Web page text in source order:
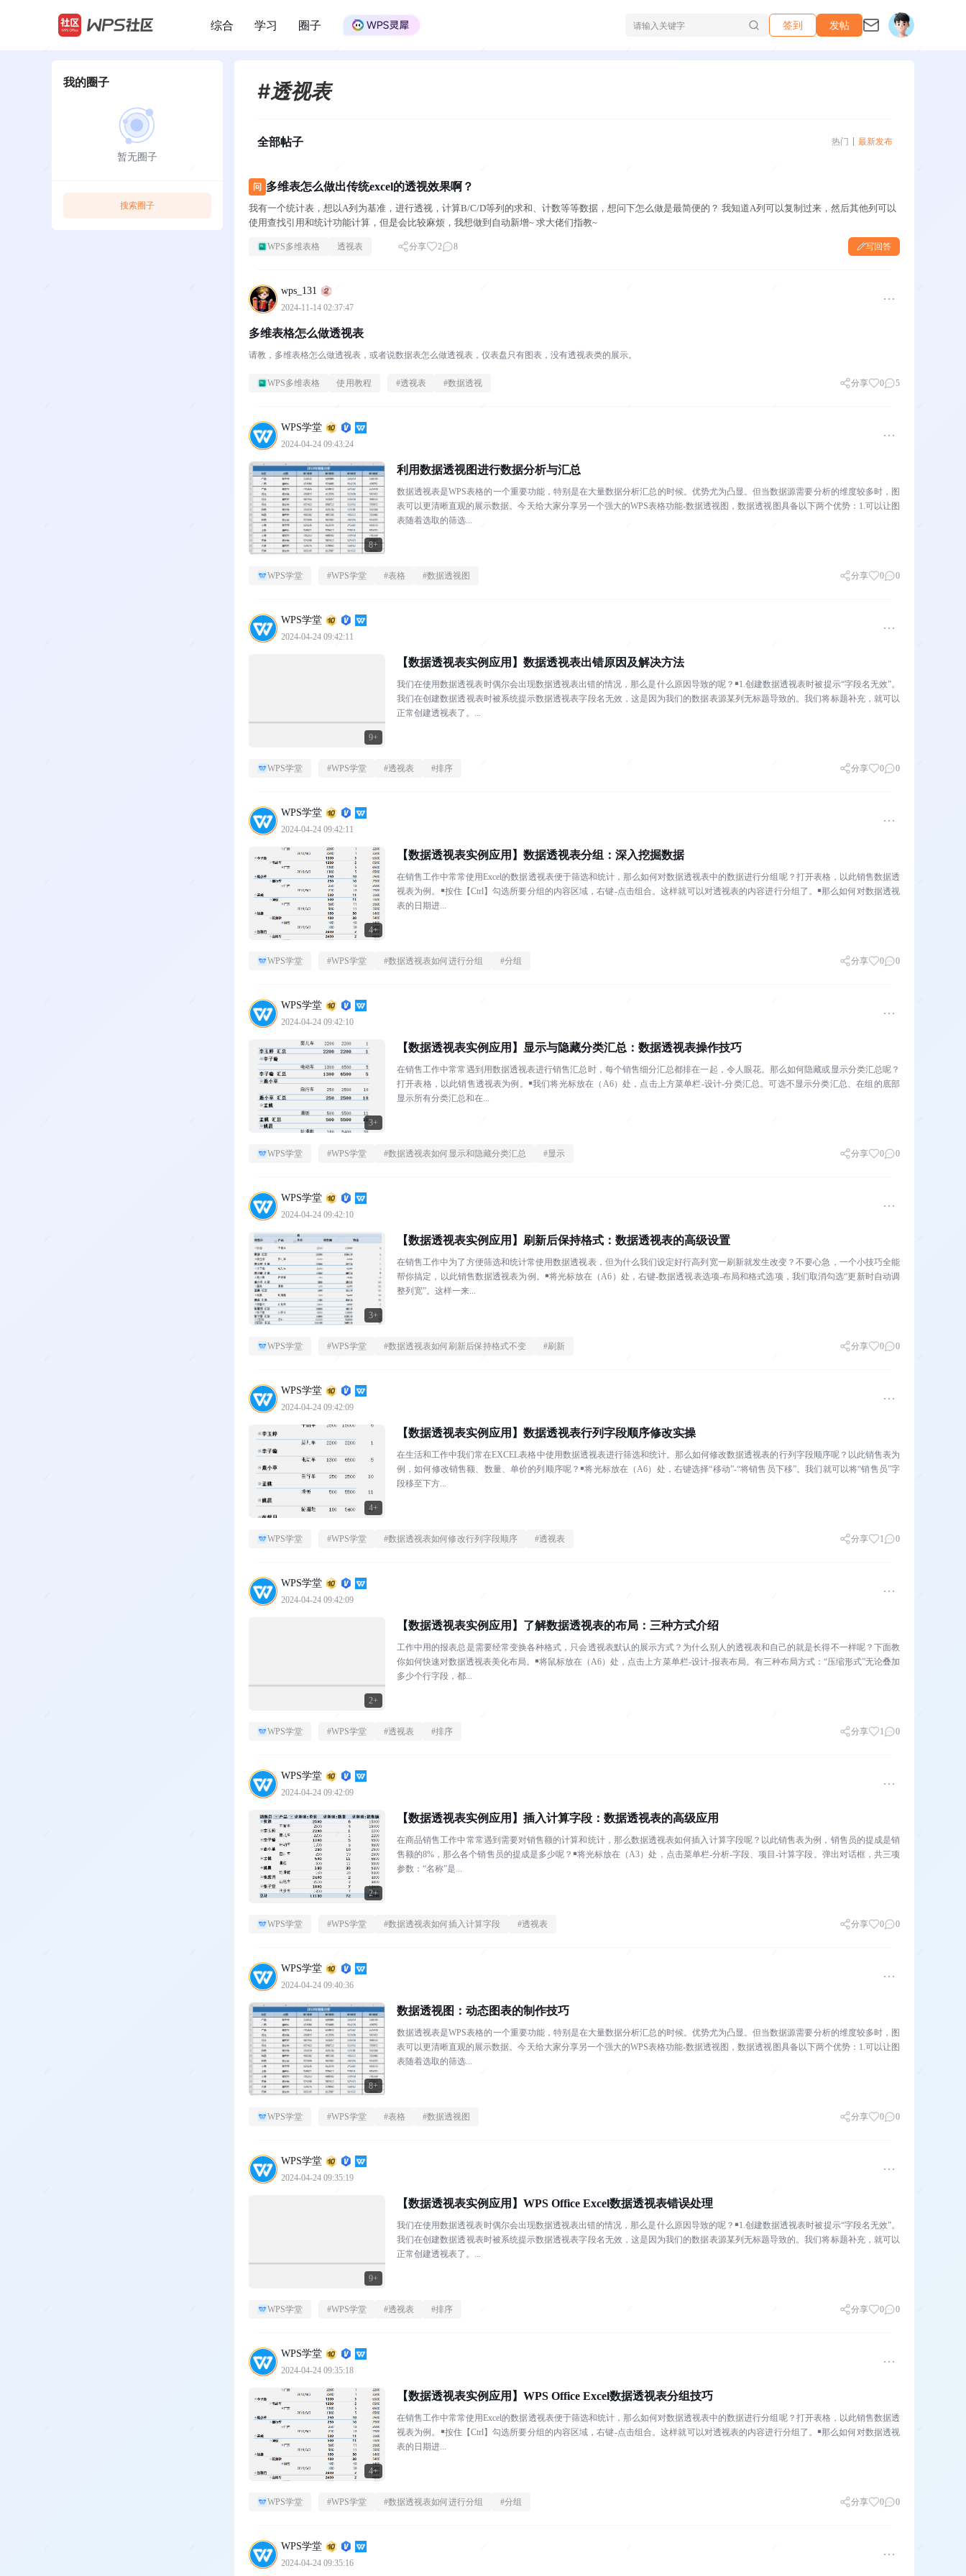
/
综合 学习 圈子 签到 发帖
我的圈子
暂无圈子
搜索圈子
#透视表
全部帖子 热门 最新发布
问 多维表怎么做出传统excel的透视效果啊？
我有一个统计表，想以A列为基准，进行透视，计算B/C/D等列的求和、计数等等数据，想问下怎么做是最简便的？ 我知道A列可以复制过来，然后其他列可以
使用查找引用和统计功能计算，但是会比较麻烦，我想做到自动新增~ 求大佬们指教~
WPS多维表格 透视表 分享 2 8 写回答
wps_131
2024-11-14 02:37:47
多维表格怎么做透视表
请教，多维表格怎么做透视表，或者说数据表怎么做透视表，仪表盘只有图表，没有透视表类的展示。
WPS多维表格 使用教程 #透视表 #数据透视 分享 0 5
WPS学堂
2024-04-24 09:43:24
8+
利用数据透视图进行数据分析与汇总
数据透视表是WPS表格的一个重要功能，特别是在大量数据分析汇总的时候。优势尤为凸显。但当数据源需要分析的维度较多时，图
表可以更清晰直观的展示数据。今天给大家分享另一个强大的WPS表格功能-数据透视图，数据透视图具备以下两个优势：1.可以让图
表随着选取的筛选...
WPS学堂 #WPS学堂 #表格 #数据透视图 分享 0 0
WPS学堂
2024-04-24 09:42:11
9+
【数据透视表实例应用】数据透视表出错原因及解决方法
我们在使用数据透视表时偶尔会出现数据透视表出错的情况，那么是什么原因导致的呢？￭1.创建数据透视表时被提示“字段名无效”。
我们在创建数据透视表时被系统提示数据透视表字段名无效，这是因为我们的数据表源某列无标题导致的。我们将标题补充，就可以
正常创建透视表了。...
WPS学堂 #WPS学堂 #透视表 #排序 分享 0 0
WPS学堂
2024-04-24 09:42:11
4+
【数据透视表实例应用】数据透视表分组：深入挖掘数据
在销售工作中常常使用Excel的数据透视表便于筛选和统计，那么如何对数据透视表中的数据进行分组呢？打开表格，以此销售数据透
视表为例。￭按住【Ctrl】勾选所要分组的内容区域，右键-点击组合。这样就可以对透视表的内容进行分组了。￭那么如何对数据透视
表的日期进...
WPS学堂 #WPS学堂 #数据透视表如何进行分组 #分组 分享 0 0
WPS学堂
2024-04-24 09:42:10
3+
【数据透视表实例应用】显示与隐藏分类汇总：数据透视表操作技巧
在销售工作中常常遇到用数据透视表进行销售汇总时，每个销售细分汇总都排在一起，令人眼花。那么如何隐藏或显示分类汇总呢？
打开表格，以此销售透视表为例。￭我们将光标放在（A6）处，点击上方菜单栏-设计-分类汇总。可选不显示分类汇总、在组的底部
显示所有分类汇总和在...
WPS学堂 #WPS学堂 #数据透视表如何显示和隐藏分类汇总 #显示 分享 0 0
WPS学堂
2024-04-24 09:42:10
3+
【数据透视表实例应用】刷新后保持格式：数据透视表的高级设置
在销售工作中为了方便筛选和统计常使用数据透视表，但为什么我们设定好行高列宽一刷新就发生改变？不要心急，一个小技巧全能
帮你搞定，以此销售数据透视表为例。￭将光标放在（A6）处，右键-数据透视表选项-布局和格式选项，我们取消勾选“更新时自动调
整列宽”。这样一来...
WPS学堂 #WPS学堂 #数据透视表如何刷新后保持格式不变 #刷新 分享 0 0
WPS学堂
2024-04-24 09:42:09
4+
【数据透视表实例应用】数据透视表行列字段顺序修改实操
在生活和工作中我们常在EXCEL表格中使用数据透视表进行筛选和统计。那么如何修改数据透视表的行列字段顺序呢？以此销售表为
例，如何修改销售额、数量、单价的列顺序呢？￭将光标放在（A6）处，右键选择“移动”-“将销售员下移”。我们就可以将“销售员”字
段移至下方...
WPS学堂 #WPS学堂 #数据透视表如何修改行列字段顺序 #透视表 分享 1 0
WPS学堂
2024-04-24 09:42:09
2+
【数据透视表实例应用】了解数据透视表的布局：三种方式介绍
工作中用的报表总是需要经常变换各种格式，只会透视表默认的展示方式？为什么别人的透视表和自己的就是长得不一样呢？下面教
你如何快速对数据透视表美化布局。￭将鼠标放在（A6）处，点击上方菜单栏-设计-报表布局。有三种布局方式：“压缩形式”无论叠加
多少个行字段，都...
WPS学堂 #WPS学堂 #透视表 #排序 分享 1 0
WPS学堂
2024-04-24 09:42:09
2+
【数据透视表实例应用】插入计算字段：数据透视表的高级应用
在商品销售工作中常常遇到需要对销售额的计算和统计，那么数据透视表如何插入计算字段呢？以此销售表为例，销售员的提成是销
售额的8%，那么各个销售员的提成是多少呢？￭将光标放在（A3）处，点击菜单栏-分析-字段、项目-计算字段。弹出对话框，共三项
参数：“名称”是...
WPS学堂 #WPS学堂 #数据透视表如何插入计算字段 #透视表 分享 0 0
WPS学堂
2024-04-24 09:40:36
8+
数据透视图：动态图表的制作技巧
数据透视表是WPS表格的一个重要功能，特别是在大量数据分析汇总的时候。优势尤为凸显。但当数据源需要分析的维度较多时，图
表可以更清晰直观的展示数据。今天给大家分享另一个强大的WPS表格功能-数据透视图，数据透视图具备以下两个优势：1.可以让图
表随着选取的筛选...
WPS学堂 #WPS学堂 #表格 #数据透视图 分享 0 0
WPS学堂
2024-04-24 09:35:19
9+
【数据透视表实例应用】WPS Office Excel数据透视表错误处理
我们在使用数据透视表时偶尔会出现数据透视表出错的情况，那么是什么原因导致的呢？￭1.创建数据透视表时被提示“字段名无效”。
我们在创建数据透视表时被系统提示数据透视表字段名无效，这是因为我们的数据表源某列无标题导致的。我们将标题补充，就可以
正常创建透视表了。...
WPS学堂 #WPS学堂 #透视表 #排序 分享 0 0
WPS学堂
2024-04-24 09:35:18
4+
【数据透视表实例应用】WPS Office Excel数据透视表分组技巧
在销售工作中常常使用Excel的数据透视表便于筛选和统计，那么如何对数据透视表中的数据进行分组呢？打开表格，以此销售数据透
视表为例。￭按住【Ctrl】勾选所要分组的内容区域，右键-点击组合。这样就可以对透视表的内容进行分组了。￭那么如何对数据透视
表的日期进...
WPS学堂 #WPS学堂 #数据透视表如何进行分组 #分组 分享 0 0
WPS学堂
2024-04-24 09:35:16